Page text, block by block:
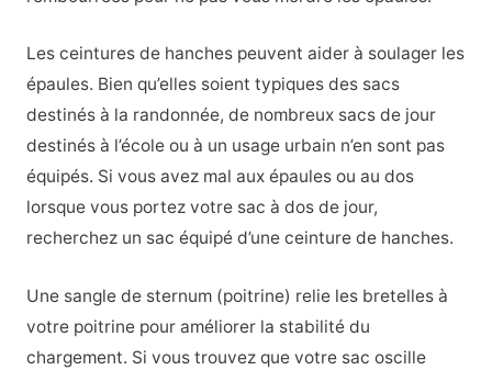
Les ceintures de hanches peuvent aider à soulager les
épaules. Bien qu’elles soient typiques des sacs
destinés à la randonnée, de nombreux sacs de jour
destinés à l’école ou à un usage urbain n’en sont pas
équipés. Si vous avez mal aux épaules ou au dos
lorsque vous portez votre sac à dos de jour,
recherchez un sac équipé d’une ceinture de hanches.
Une sangle de sternum (poitrine) relie les bretelles à
votre poitrine pour améliorer la stabilité du
chargement. Si vous trouvez que votre sac oscille